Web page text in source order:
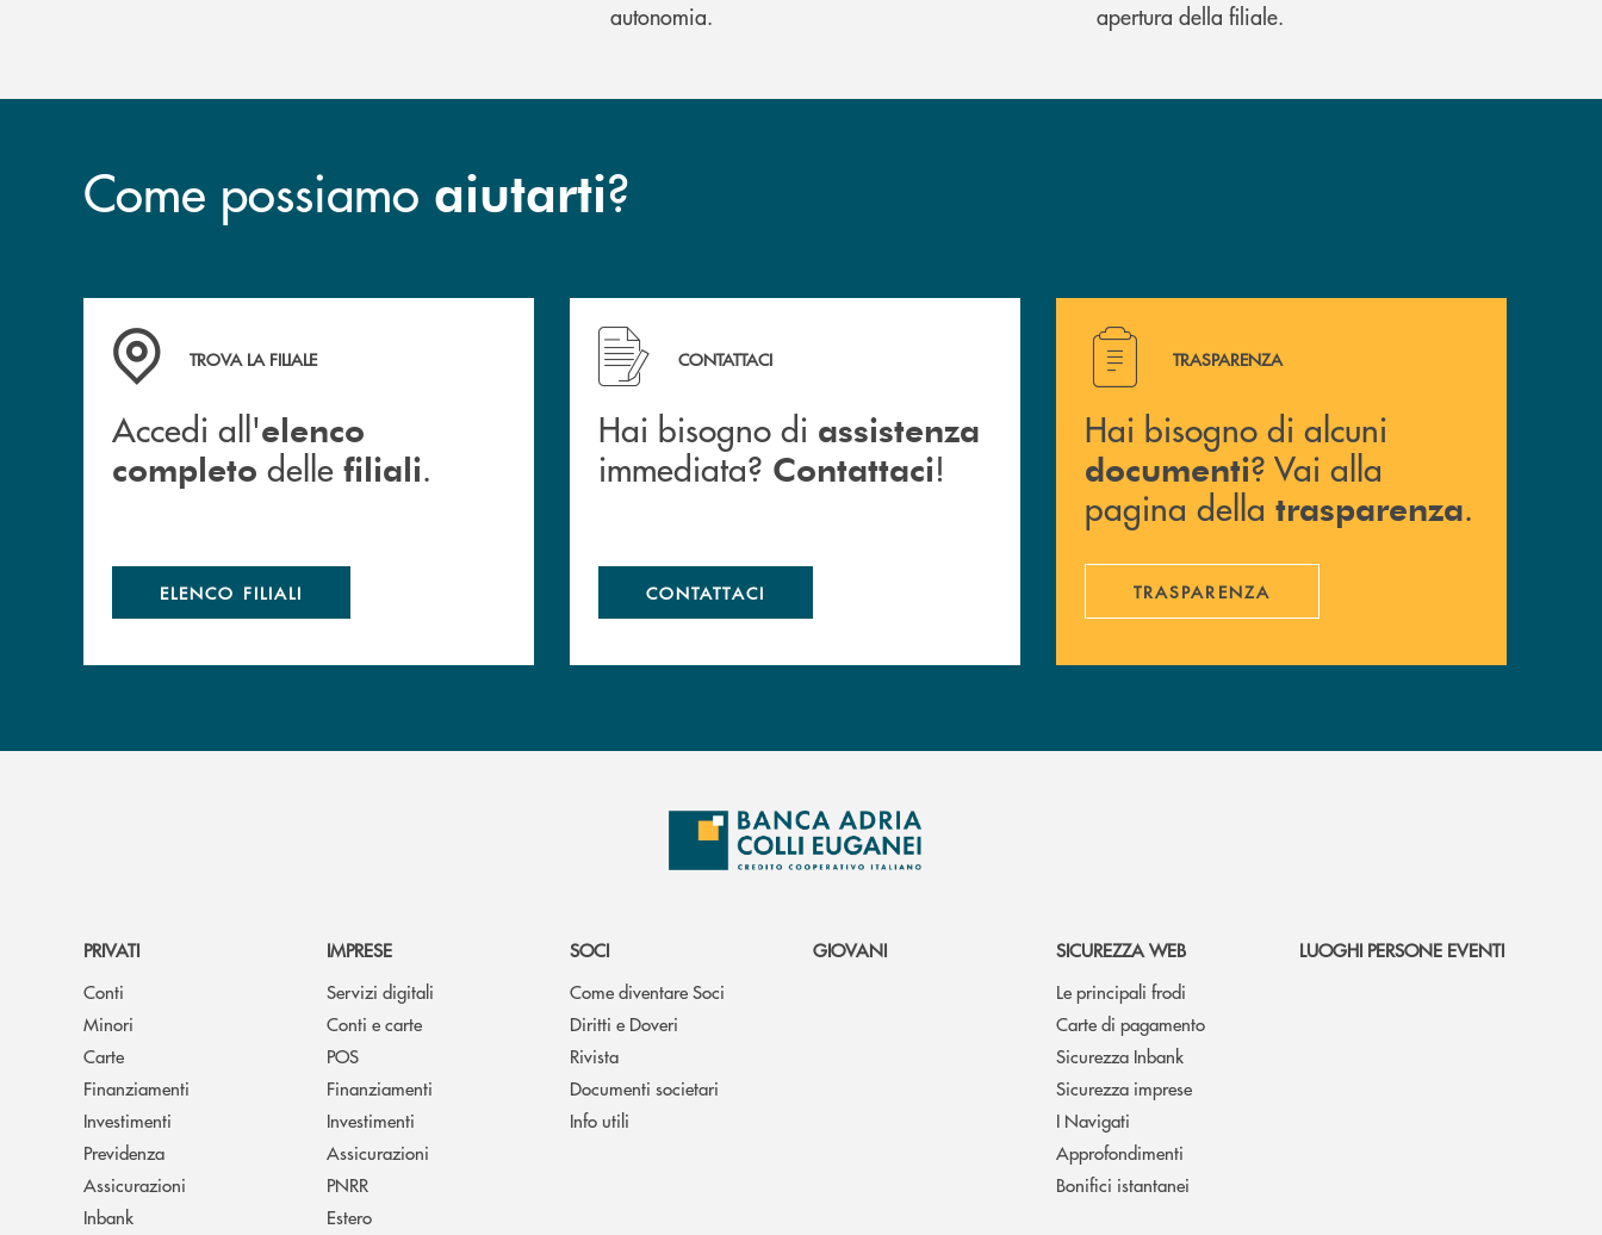
autonomia.
apertura della filiale.
Come possiamo aiutarti?
Accedi all' elenco completo delle filiali .
TROVA LA FILIALE
Accedi all'elenco
completo delle filiali.
ELENCO FILIALI
Hai bisogno di assistenza immediata? Contattaci !
CONTATTACI
Hai bisogno di assistenza
immediata? Contattaci!
CONTATTACI
Hai bisogno di alcuni documenti ? Vai alla pagina della
TRASPARENZA
Hai bisogno di alcuni
documenti? Vai alla
pagina della trasparenza.
TRASPARENZA
PRIVATI
Conti
Minori
Carte
Finanziamenti
Investimenti
Previdenza
Assicurazioni
Inbank
IMPRESE
Servizi digitali
Conti e carte
POS
Finanziamenti
Investimenti
Assicurazioni
PNRR
Estero
SOCI
Come diventare Soci
Diritti e Doveri
Rivista
Documenti societari
Info utili
GIOVANI
SICUREZZA WEB
Le principali frodi
Carte di pagamento
Sicurezza Inbank
Sicurezza imprese
I Navigati
Approfondimenti
Bonifici istantanei
LUOGHI PERSONE EVENTI